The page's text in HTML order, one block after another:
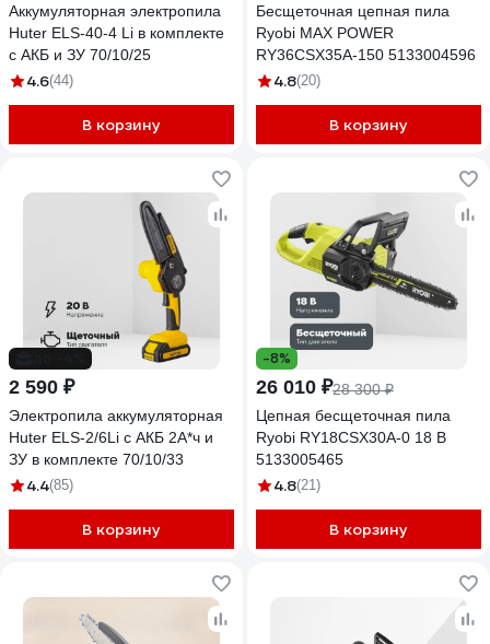
Аккумуляторная электропила
Huter ELS-40-4 Li в комплекте
с АКБ и ЗУ 70/10/25
4.6(44)
В корзину
Бесщеточная цепная пила
Ryobi MAX POWER
RY36CSX35A-150 5133004596
4.8(20)
В корзину
2 590 ₽
Электропила аккумуляторная
Huter ELS-2/6Li с АКБ 2А*ч и
ЗУ в комплекте 70/10/33
4.4(85)
В корзину
-8%
26 010 ₽28 300 ₽
Цепная бесщеточная пила
Ryobi RY18CSX30A-0 18 В
5133005465
4.8(21)
В корзину